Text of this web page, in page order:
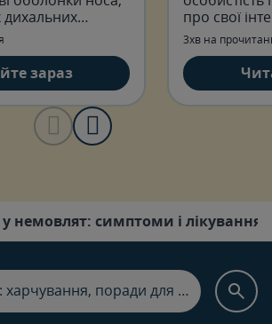
дихальних
зараз
про свої
3хв на
у немовлят: симптоми і лікування